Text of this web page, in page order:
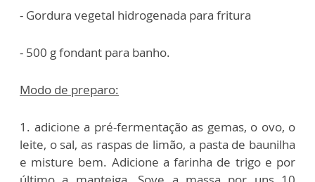
- Gordura vegetal hidrogenada para fritura
- 500 g fondant para banho.
Modo de preparo:
1. adicione a pré-fermentação as gemas, o ovo, o
leite, o sal, as raspas de limão, a pasta de baunilha
e misture bem. Adicione a farinha de trigo e por